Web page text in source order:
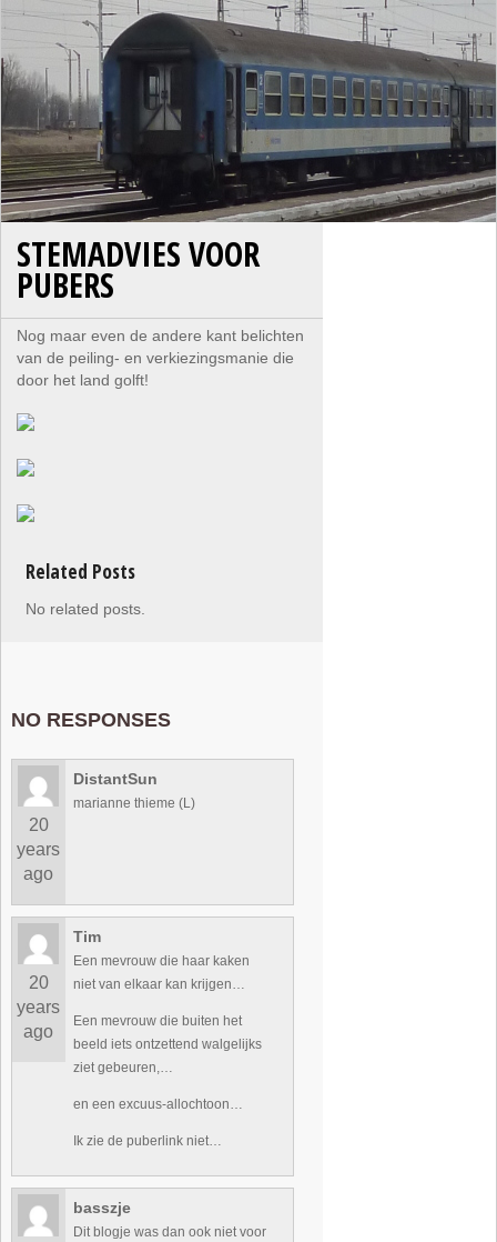
STEMADVIES VOOR
PUBERS
Nog maar even de andere kant belichten
van de peiling- en verkiezingsmanie die
door het land golft!
Related Posts
No related posts.
NO RESPONSES
20
years
ago
DistantSun
marianne thieme (L)
20
years
ago
Tim
Een mevrouw die haar kaken
niet van elkaar kan krijgen…
Een mevrouw die buiten het
beeld iets ontzettend walgelijks
ziet gebeuren,…
en een excuus-allochtoon…
Ik zie de puberlink niet…
basszje
Dit blogje was dan ook niet voor